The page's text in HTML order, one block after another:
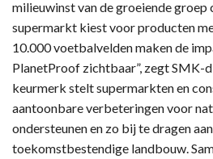
milieuwinst van de groeiende groep
supermarkt kiest voor producten
10.000 voetbalvelden maken de
PlanetProof zichtbaar”, zegt SMK-
keurmerk stelt supermarkten en
aantoonbare verbeteringen voor
ondersteunen en zo bij te dragen
toekomstbestendige landbouw.